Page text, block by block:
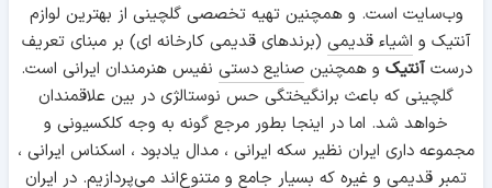
وب‌سایت است. و همچنین تهیه تخصصی گلچینی از بهترین لوازم
آنتیک و اشیاء قدیمی (برندهای قدیمی کارخانه ای) بر مبنای تعریف
درستآنتیک و همچنینصنایع دستی نفیس هنرمندان ایرانی است.
گلچینی که باعث برانگیختگی حس نوستالژی در بین علاقمندان
خواهد شد. اما در اینجا بطور مرجع گونه به وجه کلکسیونی و
مجموعه داری ایران نظیر سکه ایرانی ، مدال یادبود ، اسکناس ایرانی ،
تمبر قدیمی و غیره که بسیار جامع و متنوع‌اند می‌پردازیم. در ایران